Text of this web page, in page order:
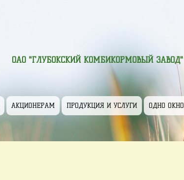
ОАО "ГЛУБОКСКИЙ КОМБИКОРМОВЫЙ ЗАВОД"
АКЦИОНЕРАМ ПРОДУКЦИЯ И УСЛУГИ ОДНО ОКНО